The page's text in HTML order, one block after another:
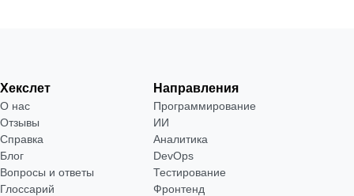
Хекслет
О нас
Отзывы
Справка
Блог
Вопросы и ответы
Глоссарий
Направления
Программирование
ИИ
Аналитика
DevOps
Тестирование
Фронтенд